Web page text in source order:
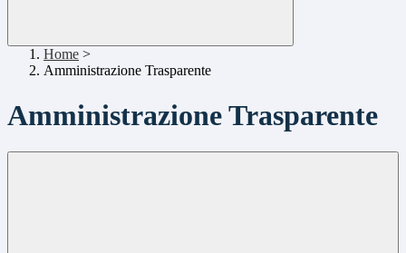
Home >
Amministrazione Trasparente
Amministrazione Trasparente